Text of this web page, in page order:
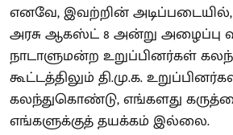
எனவே, இவற்றின்
அரசு ஆகஸ்ட் 8 அன்று அழைப்பு
நாடாளுமன்ற உறுப்பினர்கள்
கூட்டத்திலும் தி.மு.க.
கலந்துகொண்டு, எங்களது
எங்களுக்குத் தயக்கம் இல்லை.